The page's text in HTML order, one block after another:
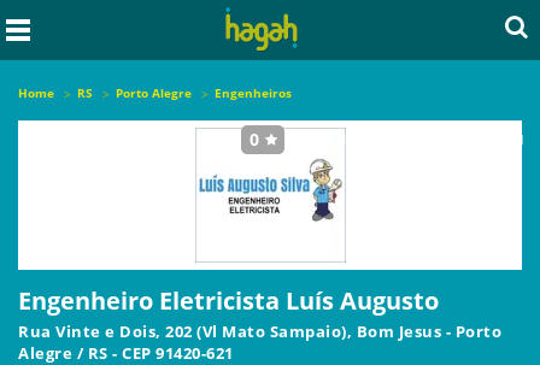
Home RS Porto Alegre Engenheiros
0 seja o primeiro a avaliar este local
Engenheiro Eletricista Luís Augusto
Rua Vinte e Dois, 202 (Vl Mato Sampaio), Bom Jesus - Porto
Alegre / RS - CEP 91420-621